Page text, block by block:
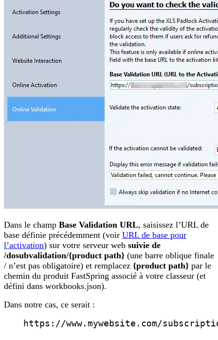
Dans le champ Base Validation URL, saisissez l’URL de
base définie précédemment (voir URL de base pour
l’activation) sur votre serveur web suivie de
/dosubvalidation/{product path} (une barre oblique finale
/ n’est pas obligatoire) et remplacez {product path} par le
chemin du produit FastSpring associé à votre classeur (et
défini dans workbooks.json).
Dans notre cas, ce serait :
https://www.mywebsite.com/